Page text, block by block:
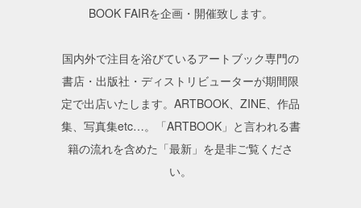
BOOK FAIRを企画・開催致します。
国内外で注目を浴びているアートブック専門の
書店・出版社・ディストリビューターが期間限
定で出店いたします。ARTBOOK、ZINE、作品
集、写真集etc…。「ARTBOOK」と言われる書
籍の流れを含めた「最新」を是非ご覧くださ
い。